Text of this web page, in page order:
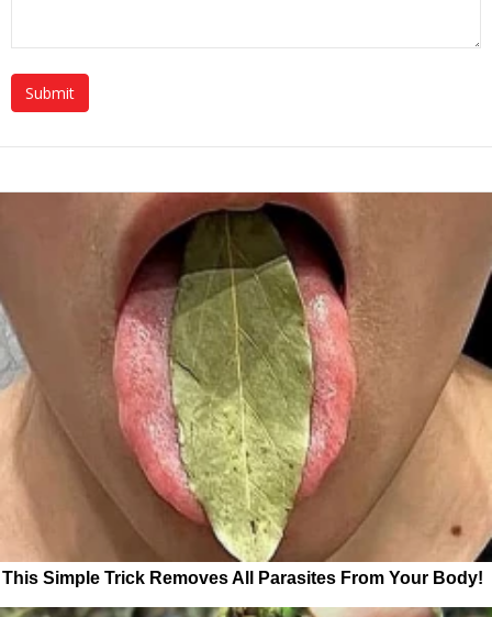
This Simple Trick Removes All Parasites From Your Body!